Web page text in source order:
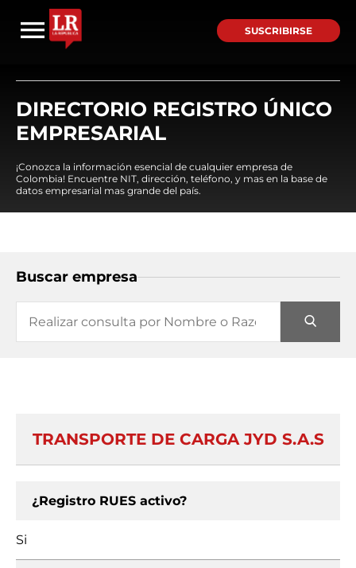
SUSCRIBIRSE
DIRECTORIO REGISTRO ÚNICO
EMPRESARIAL
¡Conozca la información esencial de cualquier empresa de
Colombia! Encuentre NIT, dirección, teléfono, y mas en la base de
datos empresarial mas grande del país.
Buscar empresa
TRANSPORTE DE CARGA JYD S.A.S
¿Registro RUES activo?
Si